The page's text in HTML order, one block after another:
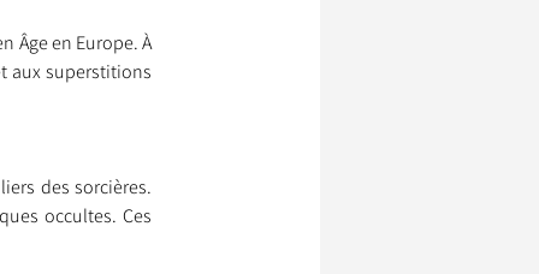
Âge en Europe. À
aux superstitions
des sorcières.
occultes. Ces